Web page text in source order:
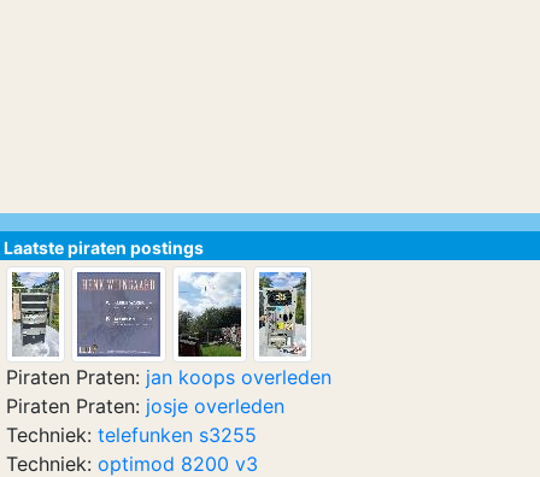
Laatste piraten postings
Piraten Praten: jan koops overleden
Piraten Praten: josje overleden
Techniek: telefunken s3255
Techniek: optimod 8200 v3